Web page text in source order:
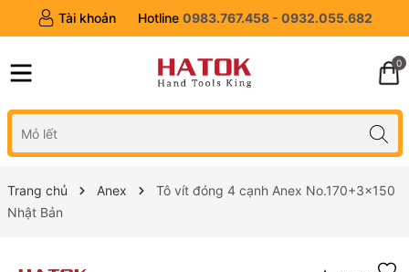
Tài khoản Hotline 0983.767.458 - 0932.055.682
0
Trang chủ Anex
Tô vít đóng 4 cạnh Anex No.170+3x150
Nhật Bản